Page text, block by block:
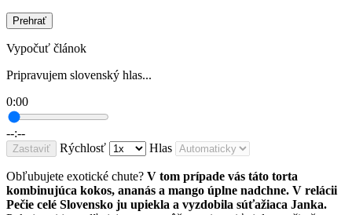
Prehrať
Vypočuť článok
Pripravujem slovenský hlas...
0:00
--:--
Zastaviť Rýchlosť Hlas
Obľubujete exotické chute? V tom prípade vás táto torta
kombinujúca kokos, ananás a mango úplne nadchne. V relácii
Pečie celé Slovensko ju upiekla a vyzdobila súťažiaca Janka.